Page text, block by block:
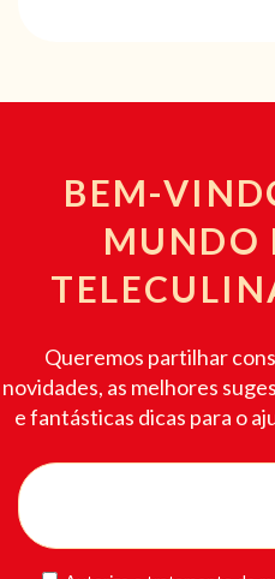
BEM-
MUNDO
Queremos partilhar
novidades, as melhores
e fantásticas dicas para o